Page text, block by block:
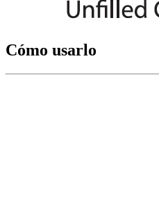
Cómo usarlo